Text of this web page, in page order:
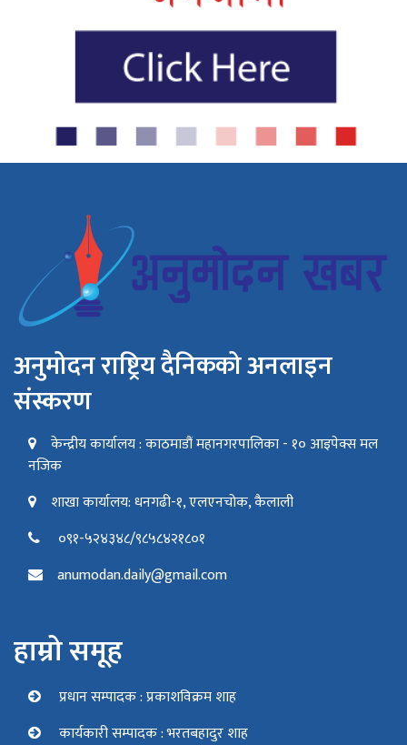
अनुमोदन राष्ट्रिय दैनिकको अनलाइन
संस्करण
केन्द्रीय कार्यालय : काठमाडौं महानगरपालिका - १० आइपेक्स मल
नजिक
शाखा कार्यालय: धनगढी-१, एलएनचोक, कैलाली
०९१-५२४३४८/९८५८४२१८०१
anumodan.daily@gmail.com
हाम्रो समूह
प्रधान सम्पादक : प्रकाशविक्रम शाह
कार्यकारी सम्पादक : भरतबहादुर शाह